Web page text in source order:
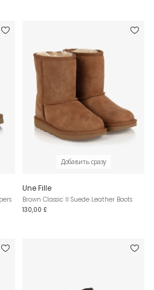
Добавить сразу
Une Fille
Brown Classic II Suede Leather Boots
130,00 £